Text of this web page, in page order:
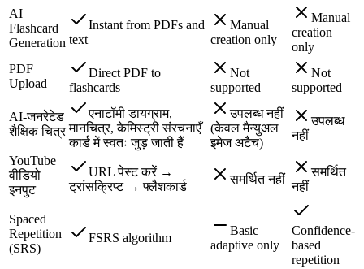
AI
Flashcard
Generation
Instant from PDFs and
text
Manual
creation only
Manual
creation
only
PDF
Upload
Direct PDF to
flashcards
Not
supported
Not
supported
AI-जनरेटेड
शैक्षिक चित्र
एनाटॉमी डायग्राम,
मानचित्र, केमिस्ट्री संरचनाएँ
कार्ड में स्वतः जुड़ जाती हैं
उपलब्ध नहीं
(केवल मैन्युअल
इमेज अटैच)
उपलब्ध
नहीं
YouTube
वीडियो
इनपुट
URL पेस्ट करें →
ट्रांसक्रिप्ट → फ्लैशकार्ड
समर्थित नहीं
समर्थित
नहीं
Spaced
Repetition
(SRS)
FSRS algorithm
Basic
adaptive only
Confidence-
based
repetition